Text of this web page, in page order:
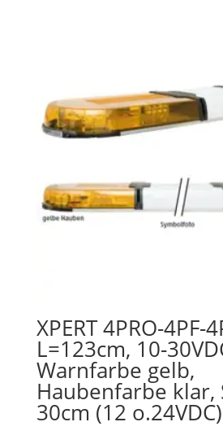
XPERT 4PRO-4PF-
L=123cm, 10-
Warnfarbe gelb,
Haubenfarbe klar,
30cm (12 o.24VDC)